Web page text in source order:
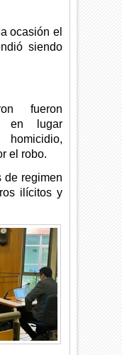
ocasión el
siendo
fueron
en lugar
el robo.
de regimen
ilícitos y